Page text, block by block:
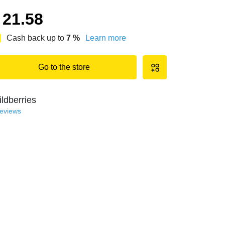
21.58
Cash back up to 7 % Learn more
Go to the store